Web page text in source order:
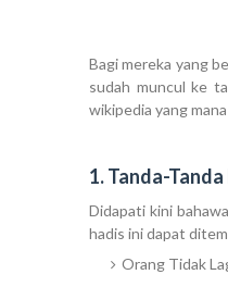
Bagi mereka yang
sudah muncul ke
wikipedia yang
1. Tanda-
Didapati kini
hadis ini dapat
Orang Tidak